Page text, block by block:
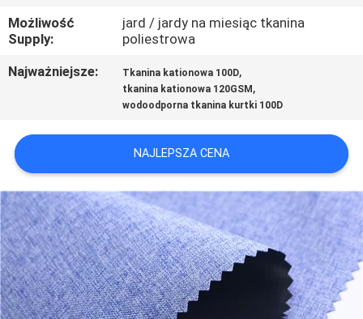
PRZYPADKI
COMPANY
SITEMAP
PRIVACY
POLICY
Możliwość
Supply:
jard / jardy na miesiąc tkanina
poliestrowa
Najważniejsze:
Tkanina kationowa 100D,
tkanina kationowa 120GSM ,
wodoodporna tkanina kurtki 100D
NAJLEPSZA CENA